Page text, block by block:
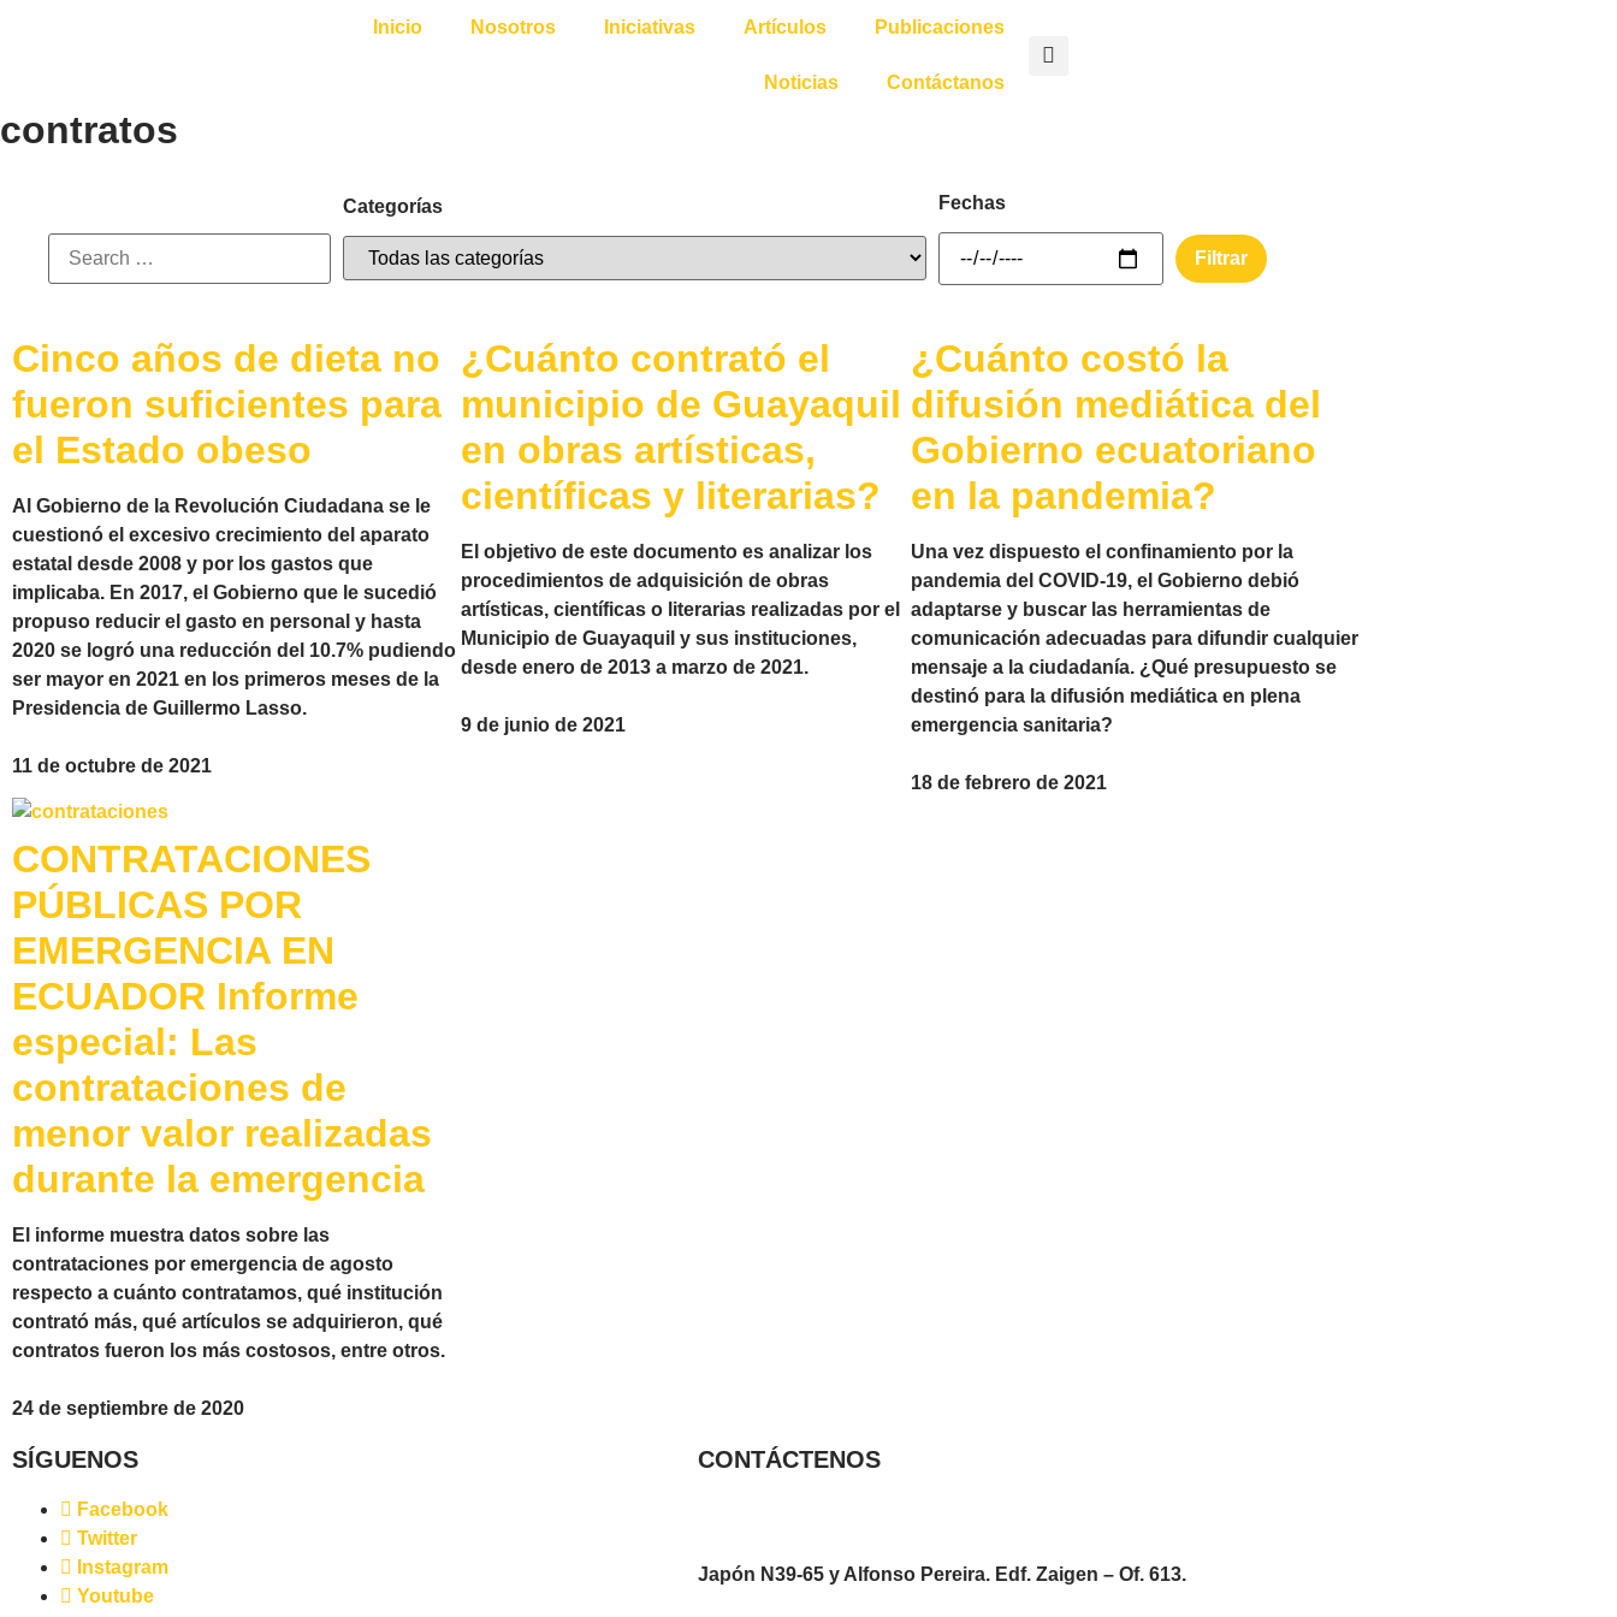
Inicio Nosotros Iniciativas Artículos Publicaciones
Noticias Contáctanos
contratos
Categorías Fechas
Cinco años de dieta no
fueron suficientes para
el Estado obeso
Al Gobierno de la Revolución Ciudadana se le
cuestionó el excesivo crecimiento del aparato
estatal desde 2008 y por los gastos que
implicaba. En 2017, el Gobierno que le sucedió
propuso reducir el gasto en personal y hasta
2020 se logró una reducción del 10.7% pudiendo
ser mayor en 2021 en los primeros meses de la
Presidencia de Guillermo Lasso.
11 de octubre de 2021
¿Cuánto contrató el
municipio de Guayaquil
en obras artísticas,
científicas y literarias?
El objetivo de este documento es analizar los
procedimientos de adquisición de obras
artísticas, científicas o literarias realizadas por el
Municipio de Guayaquil y sus instituciones,
desde enero de 2013 a marzo de 2021.
9 de junio de 2021
¿Cuánto costó la
difusión mediática del
Gobierno ecuatoriano
en la pandemia?
Una vez dispuesto el confinamiento por la
pandemia del COVID-19, el Gobierno debió
adaptarse y buscar las herramientas de
comunicación adecuadas para difundir cualquier
mensaje a la ciudadanía. ¿Qué presupuesto se
destinó para la difusión mediática en plena
emergencia sanitaria?
18 de febrero de 2021
CONTRATACIONES
PÚBLICAS POR
EMERGENCIA EN
ECUADOR Informe
especial: Las
contrataciones de
menor valor realizadas
durante la emergencia
El informe muestra datos sobre las
contrataciones por emergencia de agosto
respecto a cuánto contratamos, qué institución
contrató más, qué artículos se adquirieron, qué
contratos fueron los más costosos, entre otros.
24 de septiembre de 2020
SÍGUENOS
Facebook
Twitter
Instagram
Youtube
CONTÁCTENOS
Japón N39-65 y Alfonso Pereira. Edf. Zaigen – Of. 613.